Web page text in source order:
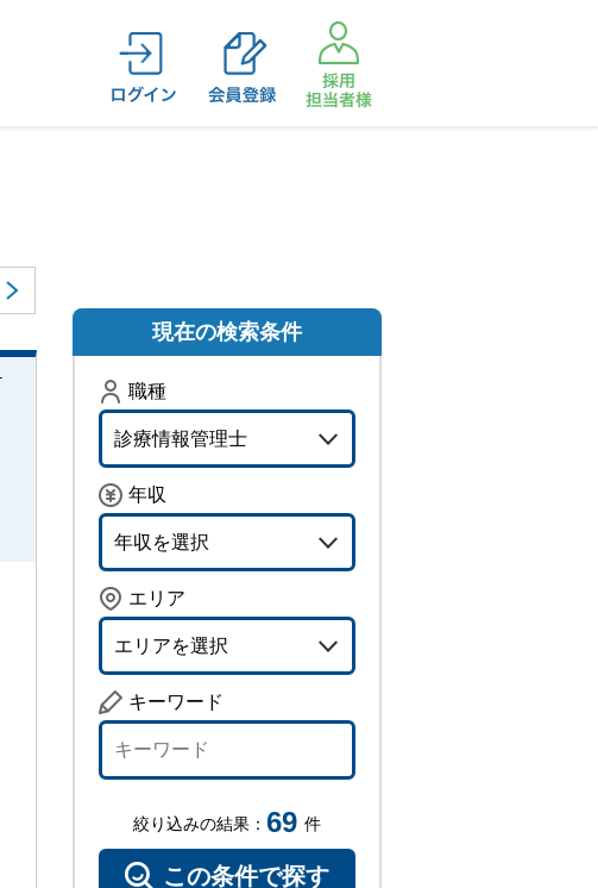
職種
診療情報管理士
年収
エリア
エリアを選択
キーワード
絞り込みの結果： 69 件
この条件で探す